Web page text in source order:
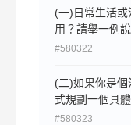
Branding.” In
explain
characteristics
ideal
(一)日常生活
用？請舉一例
分）
#580322
(二)如果你是
式規劃一個具
篇，文長不限。
#580323